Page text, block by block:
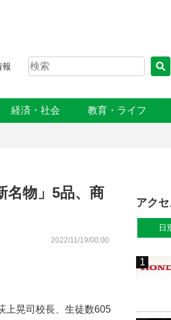
報
経済・社会 教育・ライフ
名物」5品、商
2022/11/19/00:00
上晃司校長、生徒数605
アク
日